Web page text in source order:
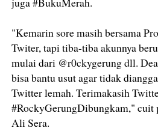
"Kemarin sore masih bersama
Twiter, tapi tiba-tiba akunnya
mulai dari @r0ckygerung dll.
bisa bantu usut agar tidak
Twitter lemah. Terimakasih
#RockyGerungDibungkam,"
Ali Sera.